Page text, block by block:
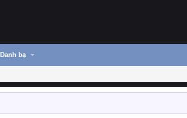
Danh bạ